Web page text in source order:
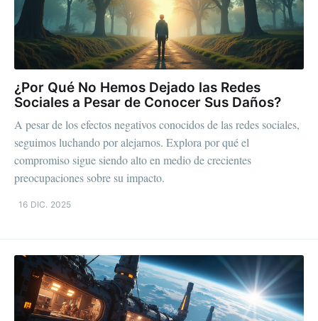
¿Por Qué No Hemos Dejado las Redes
Sociales a Pesar de Conocer Sus Daños?
A pesar de los efectos negativos conocidos de las redes sociales,
seguimos luchando por alejarnos. Explora por qué el
compromiso sigue siendo alto en medio de crecientes
preocupaciones sobre su impacto.
16 DIC. 2025